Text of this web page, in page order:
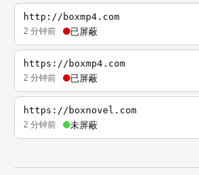
http://boxmp4.com
2 分钟前 已屏蔽
https://boxmp4.com
2 分钟前 已屏蔽
https://boxnovel.com
2 分钟前 未屏蔽